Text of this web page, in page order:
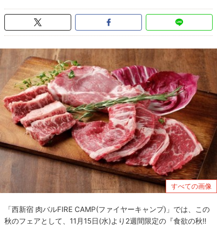
すべての画像
「西新宿 肉バルFIRE CAMP(ファイヤーキャンプ)」では、この
秋のフェアとして、11月15日(水)より2週間限定の『食欲の秋!!